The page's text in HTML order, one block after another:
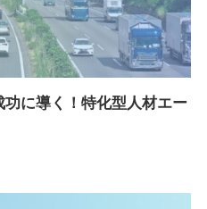
に導く！特化型人材エー